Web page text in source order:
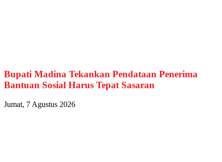
Bupati Madina Tekankan Pendataan Penerima
Bantuan Sosial Harus Tepat Sasaran
Jumat, 7 Agustus 2026